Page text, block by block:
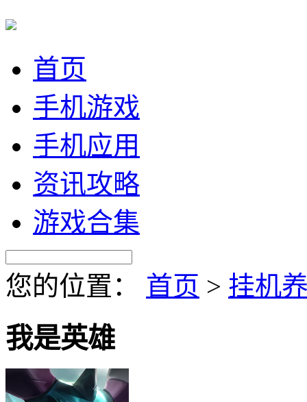
首页
手机游戏
手机应用
资讯攻略
游戏合集
您的位置： 首页 > 挂机
我是英雄